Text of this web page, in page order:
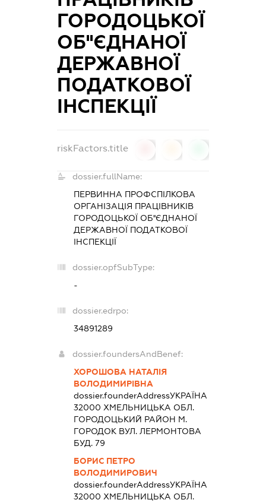
ГОРОДОЦЬКОЇ
ОБ''ЄДНАНОЇ
ДЕРЖАВНОЇ
ПОДАТКОВОЇ
ІНСПЕКЦІЇ
riskFactors.title
dossier.fullName:
ПЕРВИННА ПРОФСПІЛКОВА
ОРГАНІЗАЦІЯ ПРАЦІВНИКІВ
ГОРОДОЦЬКОЇ ОБ''ЄДНАНОЇ
ДЕРЖАВНОЇ ПОДАТКОВОЇ
ІНСПЕКЦІЇ
dossier.opfSubType:
-
dossier.edrpo:
34891289
dossier.foundersAndBenef:
ХОРОШОВА НАТАЛІЯ
ВОЛОДИМИРІВНА
dossier.founderAddressУКРАЇНА
32000 ХМЕЛЬНИЦЬКА ОБЛ.
ГОРОДОЦЬКИЙ РАЙОН М.
ГОРОДОК ВУЛ. ЛЕРМОНТОВА
БУД. 79
БОРИС ПЕТРО
ВОЛОДИМИРОВИЧ
dossier.founderAddressУКРАЇНА
32000 ХМЕЛЬНИЦЬКА ОБЛ.